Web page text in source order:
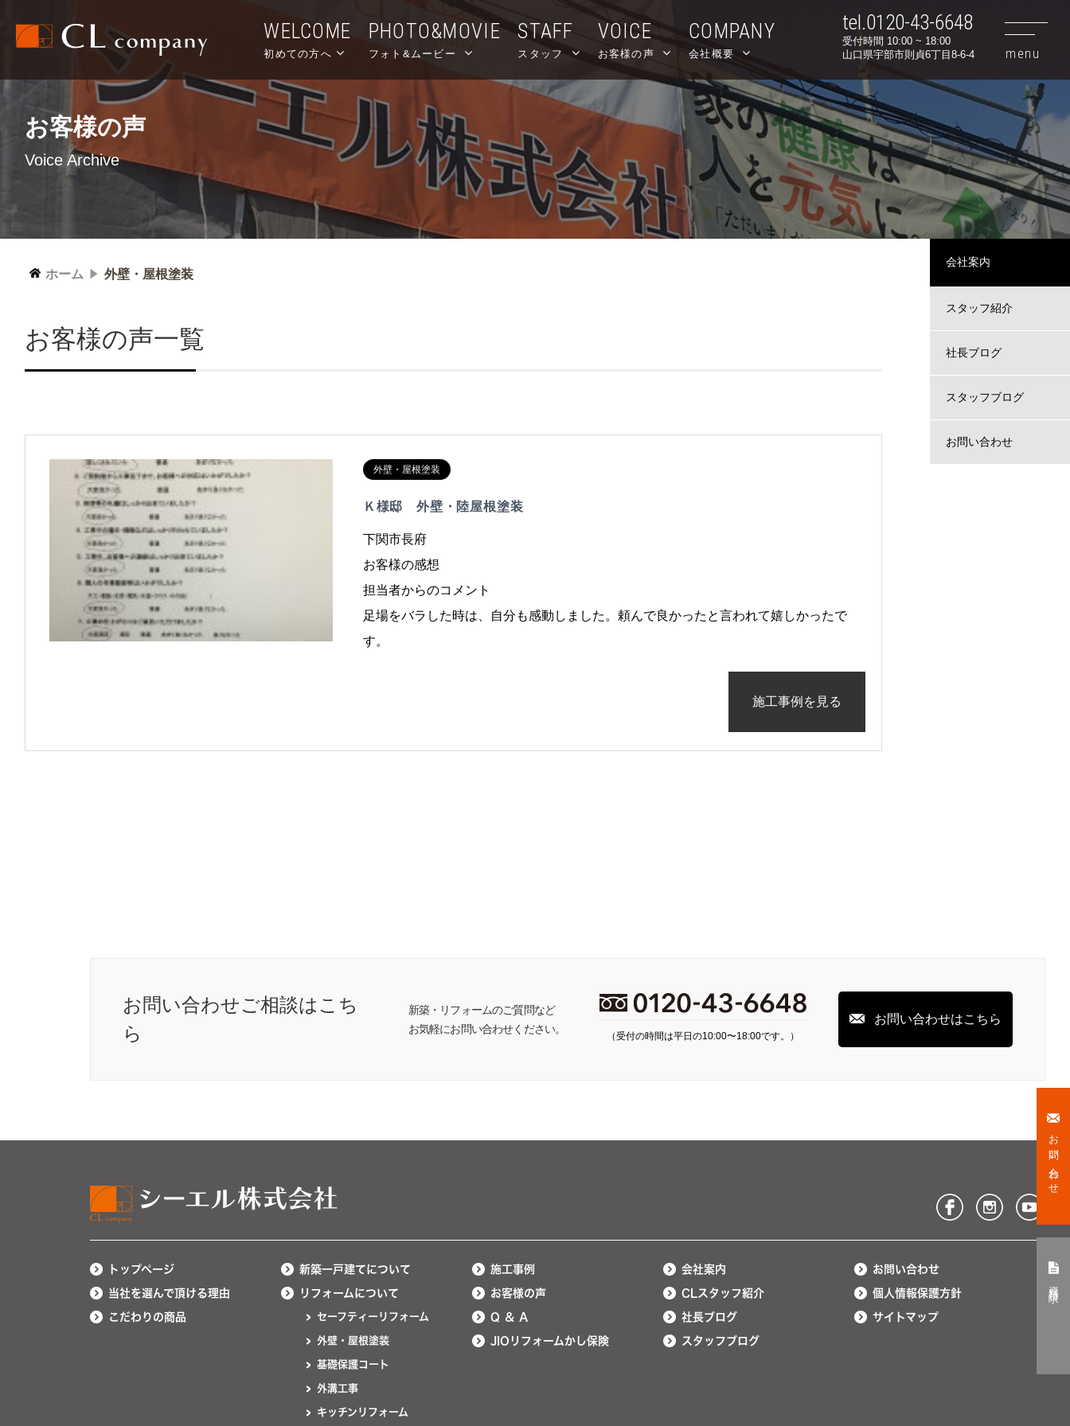
WELCOME
初めての方へ
PHOTO&MOVIE
フォト&ムービー
STAFF
スタッフ
VOICE
お客様の声
COMPANY
会社概要
tel.0120-43-6648
受付時間 10:00 ~ 18:00
山口県宇部市則貞6丁目8-6-4
お客様の声
Voice Archive
ホーム 外壁・屋根塗装
お客様の声一覧
外壁・屋根塗装
Ｋ様邸 外壁・陸屋根塗装
下関市長府
お客様の感想
担当者からのコメント
足場をバラした時は、自分も感動しました。頼んで良かったと言われて嬉しかったで
す。
施工事例を見る
会社案内
スタッフ紹介
社長ブログ
スタッフブログ
お問い合わせ
お問い合わせご相談はこち
ら
新築・リフォームのご質問など
お気軽にお問い合わせください。
（受付の時間は平日の10:00〜18:00です。）
お問い合わせはこちら
お問い合わせ
トップページ
当社を選んで頂ける理由
こだわりの商品
新築一戸建てについて
リフォームについて
セーフティーリフォーム
外壁・屋根塗装
基礎保護コート
外溝工事
キッチンリフォーム
施工事例
お客様の声
Q ＆ A
JIOリフォームかし保険
会社案内
CLスタッフ紹介
社長ブログ
スタッフブログ
お問い合わせ
個人情報保護方針
サイトマップ